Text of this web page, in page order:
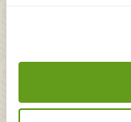
Acties &
NatureScanner